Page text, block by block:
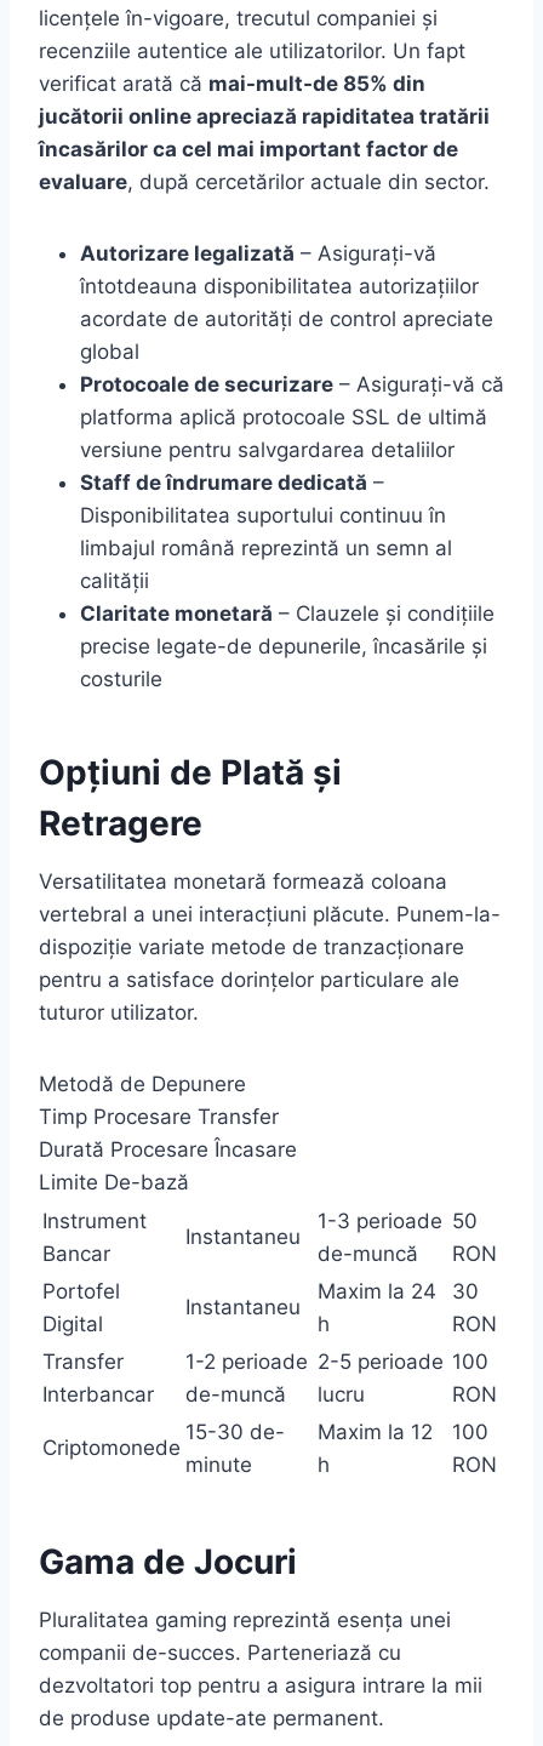
licențele în-vigoare, trecutul companiei și
recenziile autentice ale utilizatorilor. Un fapt
verificat arată că mai-mult-de 85% din
jucătorii online apreciază rapiditatea tratării
încasărilor ca cel mai important factor de
evaluare, după cercetărilor actuale din sector.
Autorizare legalizată – Asigurați-vă
întotdeauna disponibilitatea autorizațiilor
acordate de autorități de control apreciate
global
Protocoale de securizare – Asigurați-vă că
platforma aplică protocoale SSL de ultimă
versiune pentru salvgardarea detaliilor
Staff de îndrumare dedicată –
Disponibilitatea suportului continuu în
limbajul română reprezintă un semn al
calității
Claritate monetară – Clauzele și condițiile
precise legate-de depunerile, încasările și
costurile
Opțiuni de Plată și
Retragere
Versatilitatea monetară formează coloana
vertebral a unei interacțiuni plăcute. Punem-la-
dispoziție variate metode de tranzacționare
pentru a satisface dorințelor particulare ale
tuturor utilizator.
Metodă de Depunere
Timp Procesare Transfer
Durată Procesare Încasare
Limite De-bază
Instrument
Bancar
Instantaneu
1-3 perioade
de-muncă
50
RON
Portofel
Digital
Instantaneu
Maxim la 24
h
30
RON
Transfer
Interbancar
1-2 perioade
de-muncă
2-5 perioade
lucru
100
RON
Criptomonede
15-30 de-
minute
Maxim la 12
h
100
RON
Gama de Jocuri
Pluralitatea gaming reprezintă esența unei
companii de-succes. Parteneriază cu
dezvoltatori top pentru a asigura intrare la mii
de produse update-ate permanent.